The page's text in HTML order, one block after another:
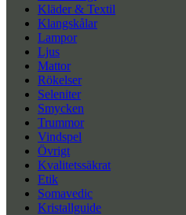
Kläder & Textil
Klangskålar
Lampor
Ljus
Mattor
Rökelser
Seleniter
Smycken
Trummor
Vindspel
Övrigt
Kvalitetssäkrat
Etik
Somavedic
Kristallguide